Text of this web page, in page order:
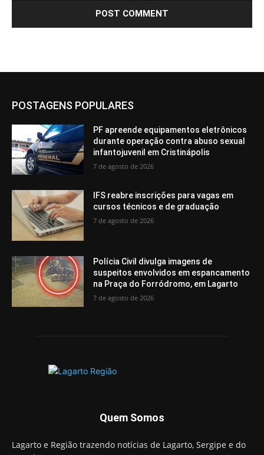
POSTAGENS POPULARES
PF apreende equipamentos eletrônicos
durante operação contra abuso sexual
infantojuvenil em Cristinápolis
7 de agosto de 2026
IFS reabre inscrições para vagas em
cursos técnicos e de graduação
7 de agosto de 2026
Polícia Civil divulga imagens de
suspeitos envolvidos em espancamento
na Praça do Forródromo, em Lagarto
7 de agosto de 2026
Quem Somos
Lagarto e Região trazendo notícias de Lagarto, Sergipe e do